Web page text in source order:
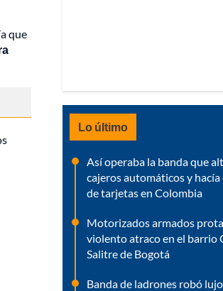
que
Lo último
Así operaba la banda que
cajeros automáticos y hacía
de tarjetas en Colombia
Motorizados armados
violento atraco en el barrio
Salitre de Bogotá
Banda de ladrones robó